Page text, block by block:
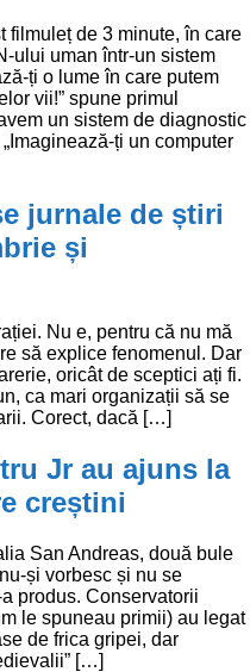
filmuleț de 3 minute, în care
ului uman într-un sistem
ți o lume în care putem
vii!” spune primul
un sistem de diagnostic
ți un computer
jurnale de știri
și
Nu e, pentru că nu mă
să explice fenomenul. Dar
oricât de sceptici ați fi.
ca mari organizații să se
Corect, dacă […]
Jr au ajuns la
creștini
San Andreas, două bule
și vorbesc și nu se
produs. Conservatorii
le spuneau primii) au legat
de frica gripei, dar
[…]